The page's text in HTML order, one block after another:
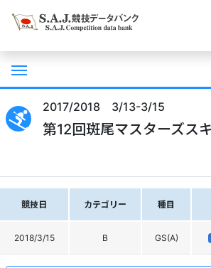
2017/2018 3/13-3/15
第12回斑尾マスターズス
競技日 カテゴリー 種目
2018/3/15 B GS(A)